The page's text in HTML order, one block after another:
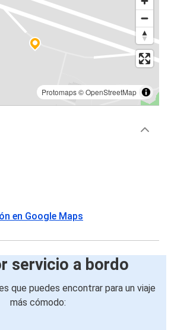
Protomaps©OpenStreetMap
en Google Maps
servicio a bordo
que puedes encontrar para un viaje
más cómodo: